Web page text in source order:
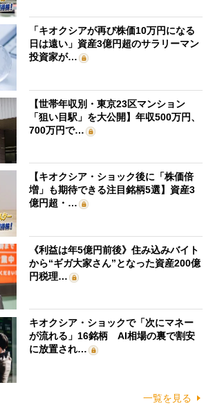
「キオクシアが再び株価10万円になる
日は遠い」資産3億円超のサラリーマン
投資家が…
【世帯年収別・東京23区マンション
「狙い目駅」を大公開】年収500万円、
700万円で…
【キオクシア・ショック後に「株価倍
増」も期待できる注目銘柄5選】資産3
億円超・…
《利益は年5億円前後》住み込みバイト
から“ギガ大家さん”となった資産200億
円税理…
キオクシア・ショックで「次にマネー
が流れる」16銘柄 AI相場の裏で割安
に放置され…
一覧を見る